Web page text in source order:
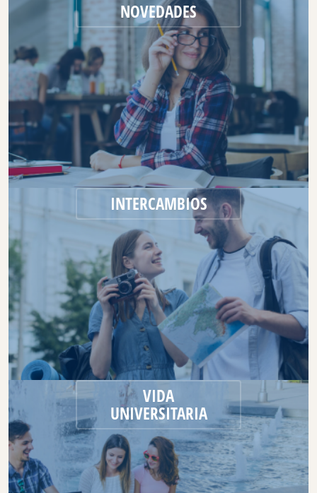
NOVEDADES
INTERCAMBIOS
VIDA
UNIVERSITARIA